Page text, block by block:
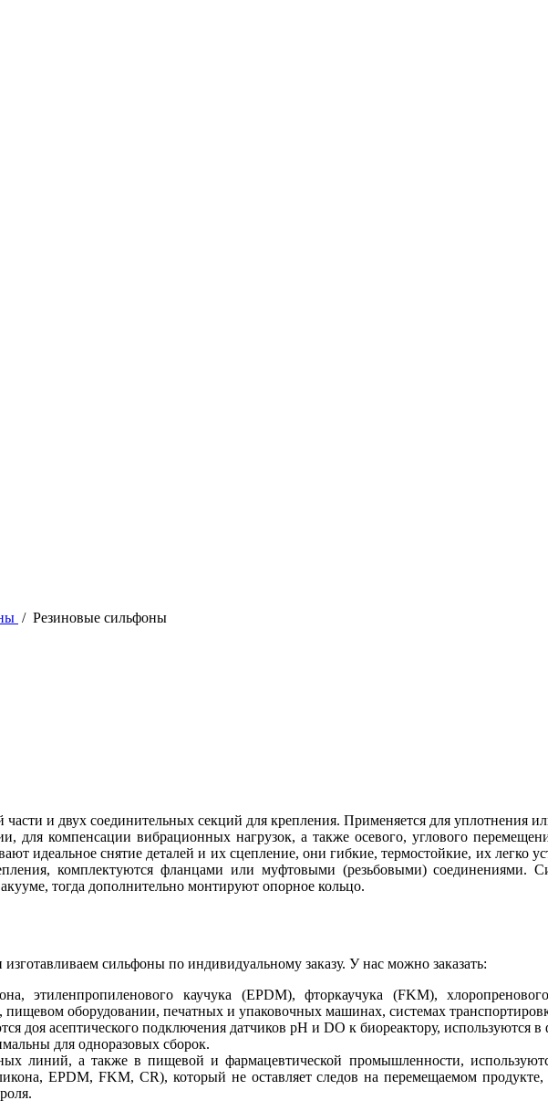
/ Резиновые сильфоны
и двух соединительных секций для крепления. Применяется для уплотнения
для компенсации вибрационных нагрузок, а также осевого, углового
идеальное снятие деталей и их сцепление, они гибкие, термостойкие, их легко
комплектуются фланцами или муфтовыми (резьбовыми) соединениями.
тогда дополнительно монтируют опорное кольцо.
сильфоны по индивидуальному заказу. У нас можно заказать:
этиленпропиленового каучука (EPDM), фторкаучука (FKM),
пищевом оборудовании, печатных и упаковочных машинах, системах
доя асептического подключения датчиков pH и DO к биореактору, используются
для одноразовых сборок.
линий, а также в пищевой и фармацевтической промышленности,
EPDM, FKM, CR), который не оставляет следов на перемещаемом